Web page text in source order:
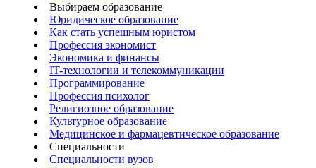
Выбираем образование
Юридическое образование
Как стать успешным юристом
Профессия экономист
Экономика и финансы
IT-технологии и телекоммуникации
Программирование
Профессия психолог
Религиозное образование
Культурное образование
Медицинское и фармацевтическое образование
Специальности
Специальности вузов